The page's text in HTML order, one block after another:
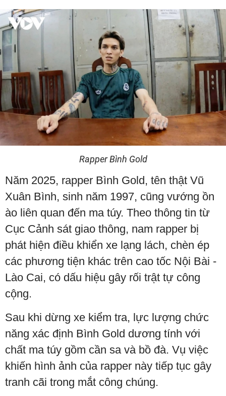
Rapper Bình Gold
Năm 2025, rapper Bình Gold, tên thật Vũ
Xuân Bình, sinh năm 1997, cũng vướng ồn
ào liên quan đến ma túy. Theo thông tin từ
Cục Cảnh sát giao thông, nam rapper bị
phát hiện điều khiển xe lạng lách, chèn ép
các phương tiện khác trên cao tốc Nội Bài -
Lào Cai, có dấu hiệu gây rối trật tự công
cộng.
Sau khi dừng xe kiểm tra, lực lượng chức
năng xác định Bình Gold dương tính với
chất ma túy gồm cần sa và bồ đà. Vụ việc
khiến hình ảnh của rapper này tiếp tục gây
tranh cãi trong mắt công chúng.